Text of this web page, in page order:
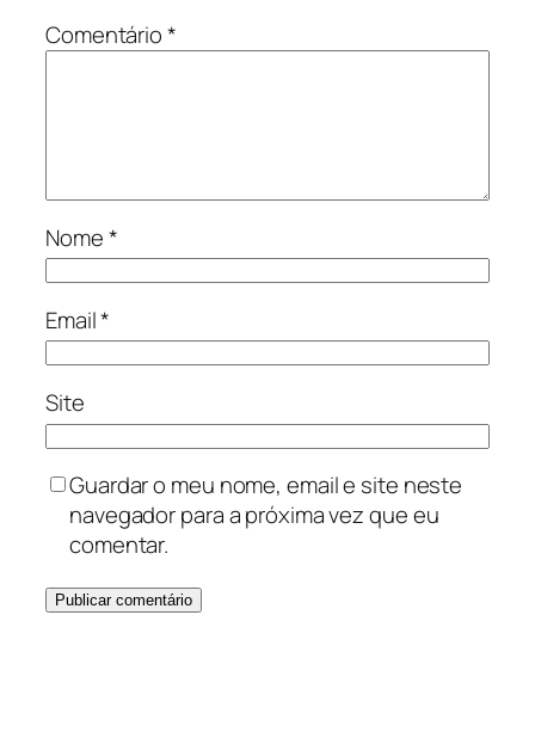
Comentário*
Nome*
Email*
Site
Guardar o meu nome, email e site neste
navegador para a próxima vez que eu
comentar.